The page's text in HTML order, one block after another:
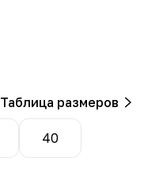
Таблица размеров
40